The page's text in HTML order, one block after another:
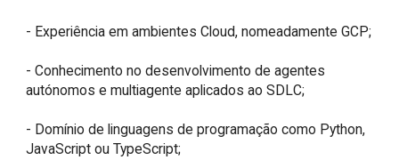
- Experiência em ambientes Cloud, nomeadamente GCP;
- Conhecimento no desenvolvimento de agentes
autónomos e multiagente aplicados ao SDLC;
- Domínio de linguagens de programação como Python,
JavaScript ou TypeScript;